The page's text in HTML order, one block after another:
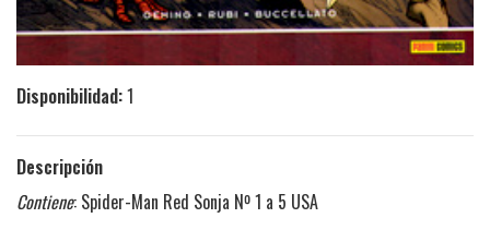
Disponibilidad:1
Descripción
Contiene: Spider-Man Red Sonja Nº 1 a 5 USA